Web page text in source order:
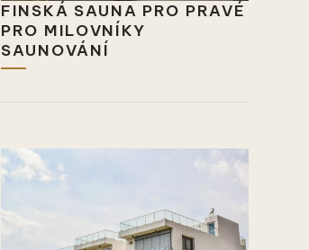
FINSKÁ SAUNA PRO PRAVÉ
PRO MILOVNÍKY
SAUNOVÁNÍ